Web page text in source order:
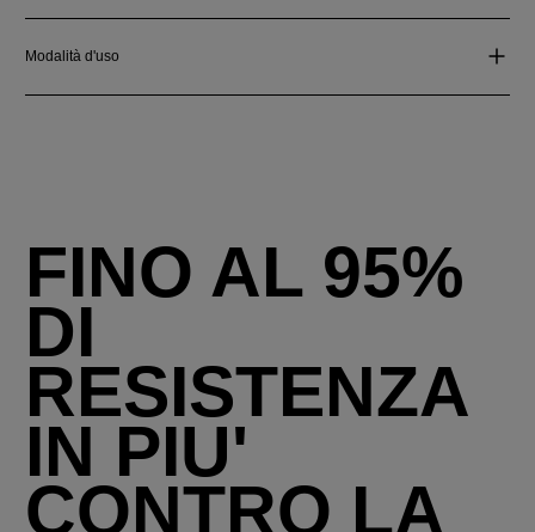
Modalità d'uso
FINO AL 95%
DI
RESISTENZA
IN PIU'
CONTRO LA